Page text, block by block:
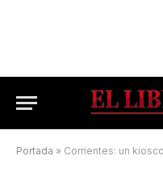
Portada » Corrientes: un